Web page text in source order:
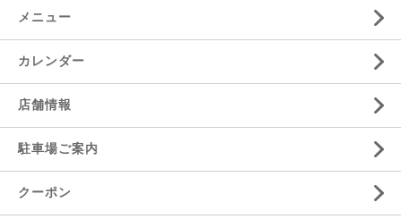
メニュー
カレンダー
店舗情報
駐車場ご案内
クーポン